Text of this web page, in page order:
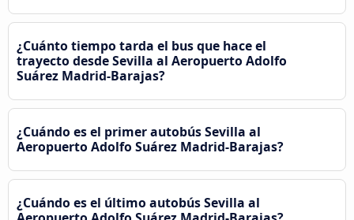
¿Cuánto tiempo tarda el bus que hace el
trayecto desde Sevilla al Aeropuerto Adolfo
Suárez Madrid-Barajas?
¿Cuándo es el primer autobús Sevilla al
Aeropuerto Adolfo Suárez Madrid-Barajas?
¿Cuándo es el último autobús Sevilla al